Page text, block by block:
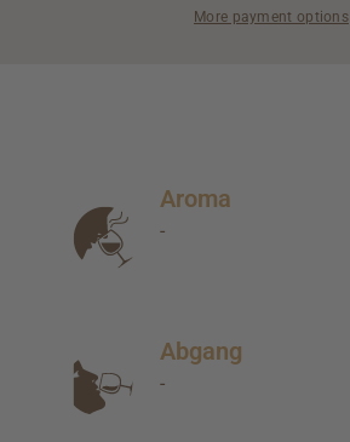
More payment options
Aroma
-
Abgang
-